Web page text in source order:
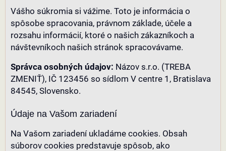
Vášho súkromia si vážime. Toto je informácia o
spôsobe spracovania, právnom základe, účele a
rozsahu informácií, ktoré o našich zákazníkoch a
návštevníkoch našich stránok spracovávame.
Správca osobných údajov: Názov s.r.o. (TREBA
ZMENIŤ), IČ 123456 so sídlom V centre 1, Bratislava
84545, Slovensko.
Údaje na Vašom zariadení
Na Vašom zariadení ukladáme cookies. Obsah
súborov cookies predstavuje spôsob, ako